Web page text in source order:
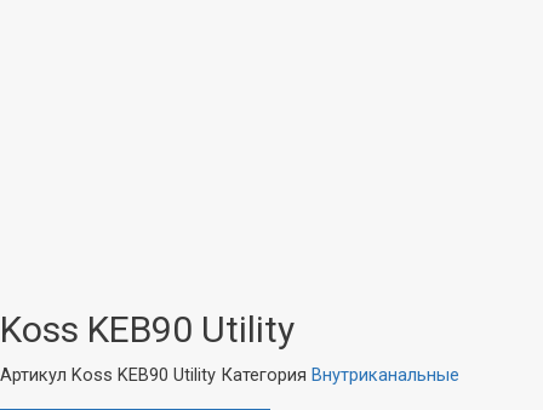
Koss KEB90 Utility
Артикул Koss KEB90 Utility Категория Внутриканальные